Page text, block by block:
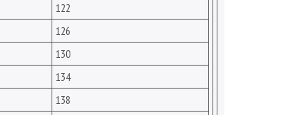
122
126
130
134
138